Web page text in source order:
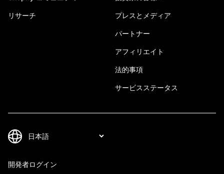
リサーチ プレスとメディア
パートナー
アフィリエイト
法的事項
サービスステータス
開発者ログイン